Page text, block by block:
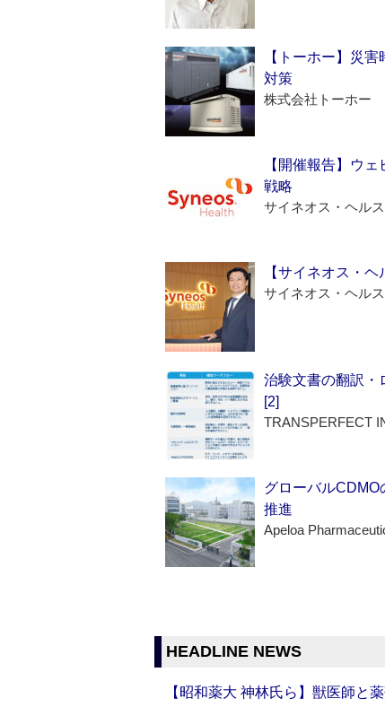
【トーホー】災
対策
株式会社トーホー
【開催報告】ウ
戦略
サイネオス・ヘル
【サイネオス・
サイネオス・ヘル
治験文書の翻訳・
[2]
TRANSPERFECT
グローバル
推進
Apeloa
HEADLINE NEWS
【昭和薬大 神林氏ら】獣医師と